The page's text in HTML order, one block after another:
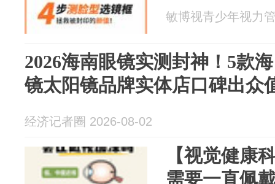
敏博视青少年视力
2026海南眼镜实测封神！5款
镜太阳镜品牌实体店口碑出众
经济记者圈 2026-08-02
【视觉健康
需要一直佩